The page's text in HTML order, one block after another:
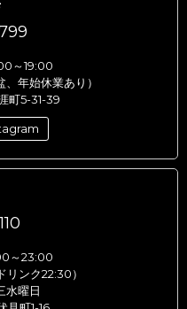
～19:00
年始休業あり）
町5-31-39
～23:00
リンク22:30）
水曜日